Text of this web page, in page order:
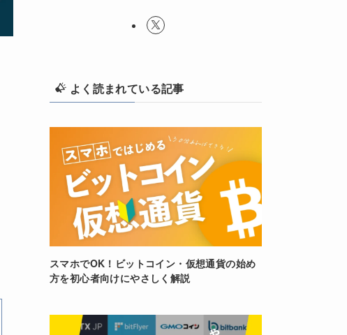
よく読まれている記事
スマホでOK！ビットコイン・仮想通貨の始め
方を初心者向けにやさしく解説